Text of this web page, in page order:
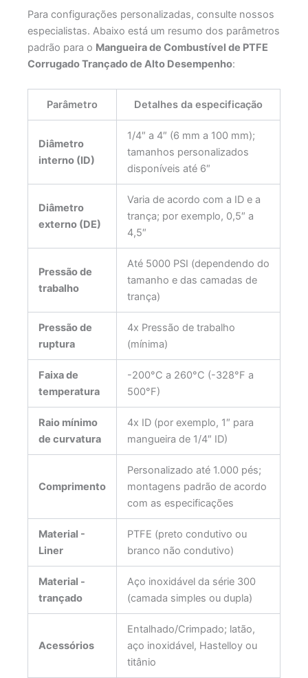
Para configurações personalizadas, consulte nossos
especialistas. Abaixo está um resumo dos parâmetros
padrão para o Mangueira de Combustível de PTFE
Corrugado Trançado de Alto Desempenho:
Parâmetro Detalhes da especificação
Diâmetro
interno (ID)
1/4″ a 4″ (6 mm a 100 mm);
tamanhos personalizados
disponíveis até 6″
Diâmetro
externo (DE)
Varia de acordo com a ID e a
trança; por exemplo, 0,5″ a
4,5″
Pressão de
trabalho
Até 5000 PSI (dependendo do
tamanho e das camadas de
trança)
Pressão de
ruptura
4x Pressão de trabalho
(mínima)
Faixa de
temperatura
-200°C a 260°C (-328°F a
500°F)
Raio mínimo
de curvatura
4x ID (por exemplo, 1″ para
mangueira de 1/4″ ID)
Comprimento
Personalizado até 1.000 pés;
montagens padrão de acordo
com as especificações
Material -
Liner
PTFE (preto condutivo ou
branco não condutivo)
Material -
trançado
Aço inoxidável da série 300
(camada simples ou dupla)
Acessórios
Entalhado/Crimpado; latão,
aço inoxidável, Hastelloy ou
titânio